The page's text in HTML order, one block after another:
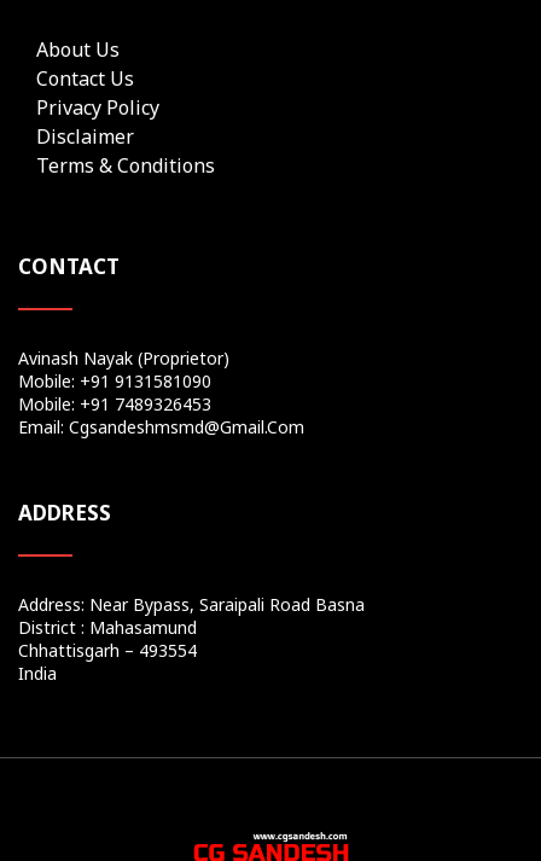
About Us
Contact Us
Privacy Policy
Disclaimer
Terms & Conditions
CONTACT
Avinash Nayak (Proprietor)
Mobile: +91 9131581090
Mobile: +91 7489326453
Email: Cgsandeshmsmd@gmail.com
ADDRESS
Address: Near Bypass, Saraipali Road Basna
District : Mahasamund
Chhattisgarh – 493554
India